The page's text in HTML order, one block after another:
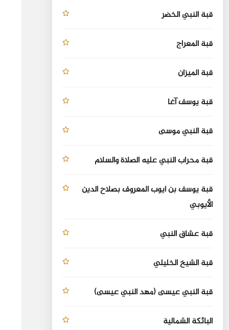
قبة النبي الخضر
قبة المعراج
قبة الميزان
قبة يوسف آغا
قبة النبي موسى
قبة محراب النبي عليه الصلاة والسلام
قبة يوسف بن أيوب المعروف بصلاح الدين
الأيوبي
قبة عشاق النبي
قبة الشيخ الخليلي
قبة النبي عيسى (مهد النبي عيسى)
البائكة الشمالية